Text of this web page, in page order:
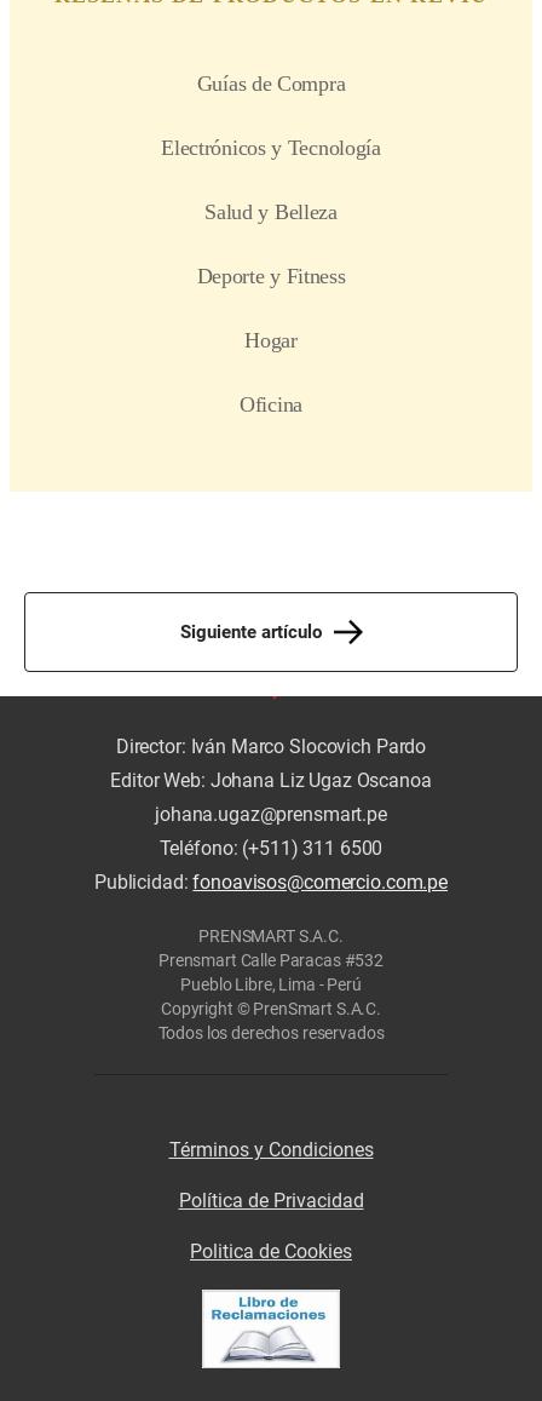
Siguiente artículo
Director: Iván Marco Slocovich Pardo
Editor Web: Johana Liz Ugaz Oscanoa
johana.ugaz@prensmart.pe
Teléfono: (+511) 311 6500
Publicidad:fonoavisos@comercio.com.pe
PRENSMART S.A.C.
Prensmart Calle Paracas #532
Pueblo Libre, Lima - Perú
Copyright © PrenSmart S.A.C.
Todos los derechos reservados
Términos y Condiciones
Política de Privacidad
Politica de Cookies